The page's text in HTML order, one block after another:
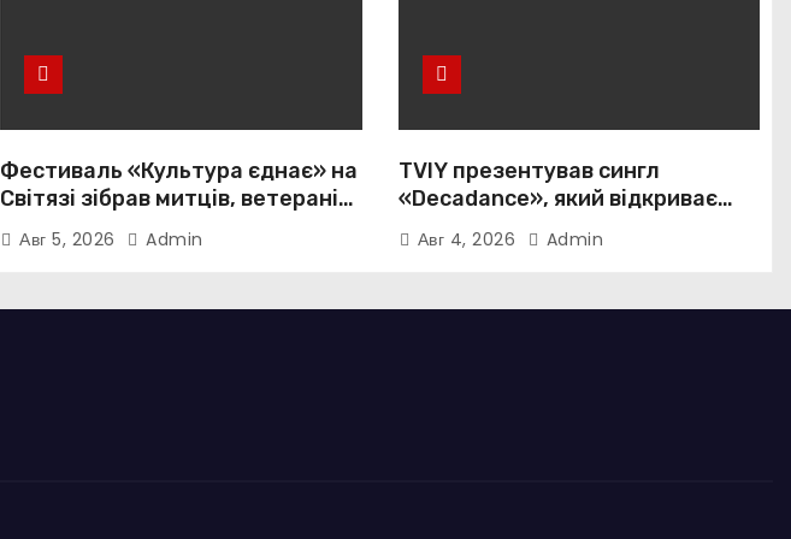
Фестиваль «Культура єднає» на
Світязі зібрав митців, ветеранів і
громади з усієї України
Авг 5, 2026 Admin
TVIY презентував сингл
«Decadance», який відкриває
нову сторінку українського
нуар-попу
Авг 4, 2026 Admin